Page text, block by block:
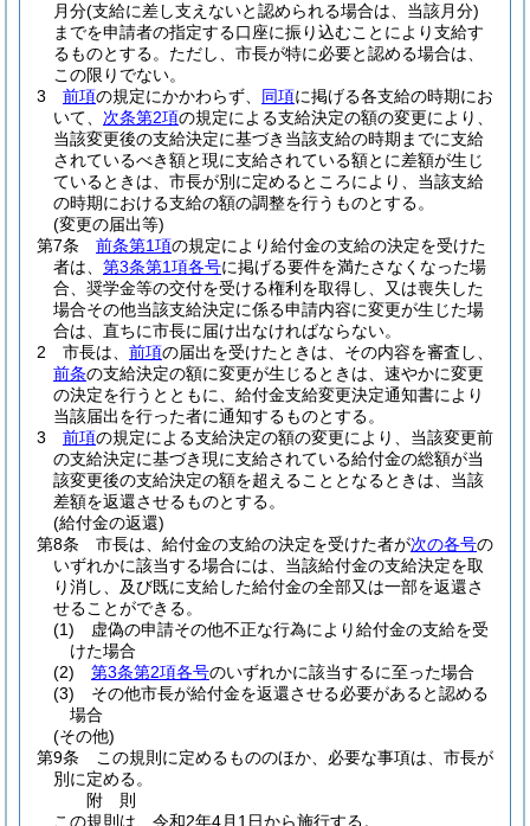
月分(支給に差し支えないと認められる場合は、当該月分)
までを申請者の指定する口座に振り込むことにより支給す
るものとする。 ただし、市長が特に必要と認める場合は、
この限りでない。
3
前項の規定にかかわらず、 同項に掲げる各支給の時期にお
いて、 次条第2項の規定による支給決定の額の変更により、
当該変更後の支給決定に基づき当該支給の時期までに支給
されているべき額と現に支給されている額とに差額が生じ
ているときは、市長が別に定めるところにより、当該支給
の時期における支給の額の調整を行うものとする。
(変更の届出等)
第7条
前条第1項の規定により給付金の支給の決定を受けた
者は、 第3条第1項各号に掲げる要件を満たさなくなった場
合、奨学金等の交付を受ける権利を取得し、又は喪失した
場合その他当該支給決定に係る申請内容に変更が生じた場
合は、直ちに市長に届け出なければならない。
2
市長は、 前項の届出を受けたときは、その内容を審査し、
前条の支給決定の額に変更が生じるときは、速やかに変更
の決定を行うとともに、給付金支給変更決定通知書により
当該届出を行った者に通知するものとする。
3
前項の規定による支給決定の額の変更により、当該変更前
の支給決定に基づき現に支給されている給付金の総額が当
該変更後の支給決定の額を超えることとなるときは、当該
差額を返還させるものとする。
(給付金の返還)
第8条
市長は、給付金の支給の決定を受けた者が次の各号の
いずれかに該当する場合には、当該給付金の支給決定を取
り消し、及び既に支給した給付金の全部又は一部を返還さ
せることができる。
(1)
虚偽の申請その他不正な行為により給付金の支給を受
けた場合
(2)
第3条第2項各号のいずれかに該当するに至った場合
(3)
その他市長が給付金を返還させる必要があると認める
場合
(その他)
第9条
この規則に定めるもののほか、必要な事項は、市長が
別に定める。
附 則
この規則は、令和2年4月1日から施行する。